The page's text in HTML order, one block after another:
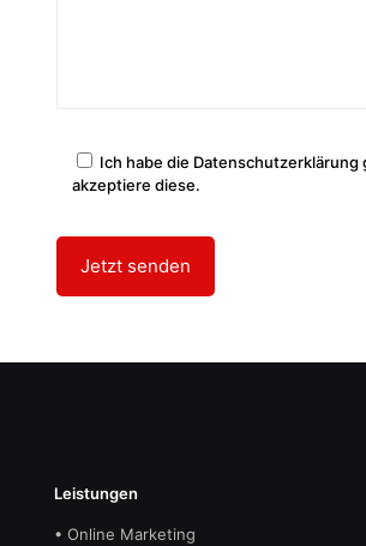
Ich habe die Datenschutzerklärung
akzeptiere diese.
Leistungen
• Online Marketing